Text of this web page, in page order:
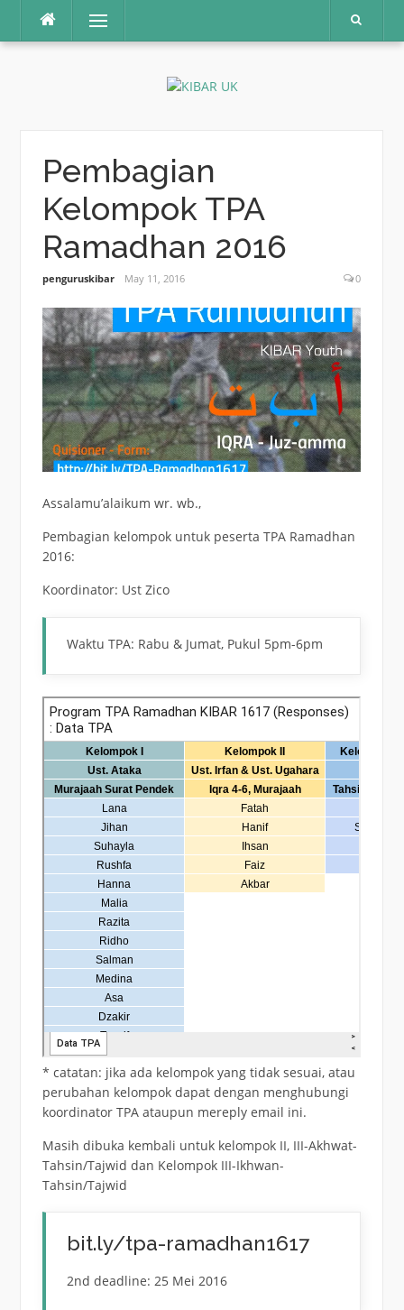
content
Menu
Pembagian
Kelompok TPA
Ramadhan 2016
penguruskibar May 11, 2016 0
Assalamu’alaikum wr. wb.,
Pembagian kelompok untuk peserta TPA Ramadhan
2016:
Koordinator: Ust Zico
Waktu TPA: Rabu & Jumat, Pukul 5pm-6pm
* catatan: jika ada kelompok yang tidak sesuai, atau
perubahan kelompok dapat dengan menghubungi
koordinator TPA ataupun mereply email ini.
Masih dibuka kembali untuk kelompok II, III-Akhwat-
Tahsin/Tajwid dan Kelompok III-Ikhwan-
Tahsin/Tajwid
bit.ly/tpa-ramadhan1617
2nd deadline: 25 Mei 2016